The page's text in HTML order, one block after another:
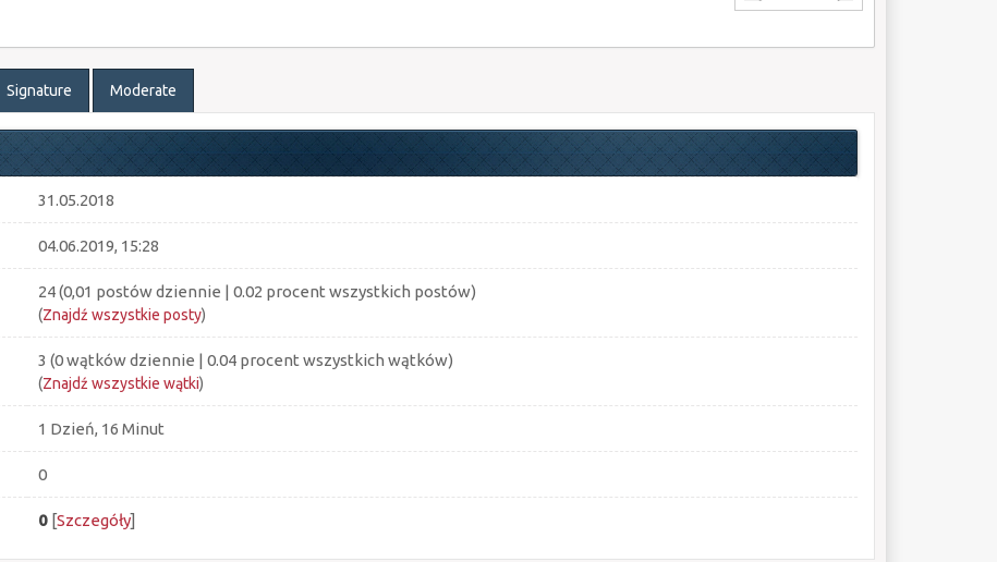
Signature Moderate
31.05.2018
04.06.2019, 15:28
24 (0,01 postów dziennie | 0.02 procent wszystkich postów)
(Znajdź wszystkie posty)
3 (0 wątków dziennie | 0.04 procent wszystkich wątków)
(Znajdź wszystkie wątki)
1 Dzień, 16 Minut
0
0[Szczegóły]